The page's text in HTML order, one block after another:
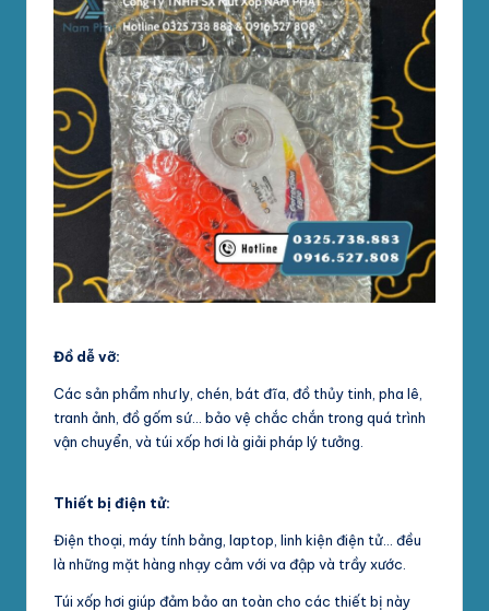
Đồ dễ vỡ:
Các sản phẩm như ly, chén, bát đĩa, đồ thủy tinh, pha lê,
tranh ảnh, đồ gốm sứ… bảo vệ chắc chắn trong quá trình
vận chuyển, và túi xốp hơi là giải pháp lý tưởng.
Thiết bị điện tử:
Điện thoại, máy tính bảng, laptop, linh kiện điện tử… đều
là những mặt hàng nhạy cảm với va đập và trầy xước.
Túi xốp hơi giúp đảm bảo an toàn cho các thiết bị này